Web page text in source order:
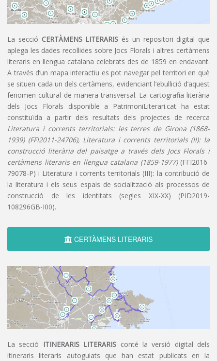
La secció CERTÀMENS LITERARIS és un repositori digital que
aplega les dades recollides sobre Jocs Florals i altres certàmens
literaris en llengua catalana celebrats des de 1859 en endavant.
A través d’un mapa interactiu es pot navegar pel territori en què
se situen cada un dels certàmens, evidenciant l’ebullició d’aquest
fenomen cultural de manera transversal. La cartografia literària
dels Jocs Florals disponible a PatrimoniLiterari.cat ha estat
constituïda a partir dels resultats dels projectes de recerca
Literatura i corrents territorials: les terres de Girona (1868-
1939) (FFI2011-24706), Literatura i corrents territorials (II): la
construcció literària del paisatge a través dels Jocs Florals i
certàmens literaris en llengua catalana (1859-1977)(FFI2016-
79078-P) i Literatura i corrents territorials (III): la contribució de
la literatura i els seus espais de socialització als processos de
construcció de les identitats (segles XIX-XX) (PID2019-
108296GB-I00).
CERTÀMENS LITERARIS
La secció ITINERARIS LITERARIS conté la versió digital dels
itineraris literaris autoguiats que han estat publicats en la